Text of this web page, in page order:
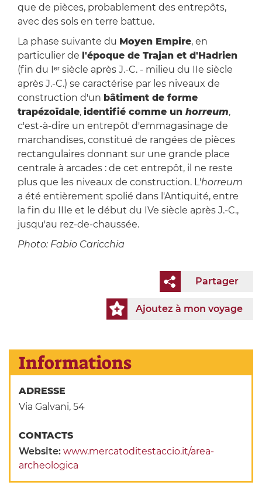
que de pièces, probablement des entrepôts,
avec des sols en terre battue.
La phase suivante du Moyen Empire, en
particulier de l'époque de Trajan et d'Hadrien
(fin du Iᵉʳ siècle après J.-C. - milieu du IIe siècle
après J.-C.) se caractérise par les niveaux de
construction d'un bâtiment de forme
trapézoïdale, identifié comme un horreum,
c'est-à-dire un entrepôt d'emmagasinage de
marchandises, constitué de rangées de pièces
rectangulaires donnant sur une grande place
centrale à arcades : de cet entrepôt, il ne reste
plus que les niveaux de construction. L'horreum
a été entièrement spolié dans l'Antiquité, entre
la fin du IIIe et le début du IVe siècle après J.-C.,
jusqu'au rez-de-chaussée.
Photo: Fabio Caricchia
Partager
Ajoutez à mon voyage
Informations
ADRESSE
Via Galvani, 54
CONTACTS
Website:www.mercatoditestaccio.it/area-
archeologica